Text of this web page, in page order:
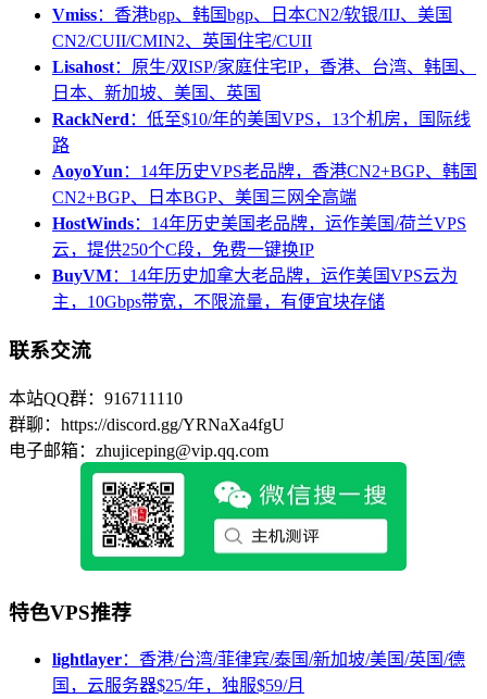
Vmiss：香港bgp、韩国bgp、日本CN2/软银/IIJ、美国
CN2/CUII/CMIN2、英国住宅/CUII
Lisahost：原生/双ISP/家庭住宅IP，香港、台湾、韩国、
日本、新加坡、美国、英国
RackNerd：低至$10/年的美国VPS，13个机房，国际线
路
AoyoYun：14年历史VPS老品牌，香港CN2+BGP、韩国
CN2+BGP、日本BGP、美国三网全高端
HostWinds：14年历史美国老品牌，运作美国/荷兰VPS
云，提供250个C段，免费一键换IP
BuyVM：14年历史加拿大老品牌，运作美国VPS云为
主，10Gbps带宽，不限流量，有便宜块存储
联系交流
本站QQ群：916711110
群聊：https://discord.gg/YRNaXa4fgU
电子邮箱：zhujiceping@vip.qq.com
特色VPS推荐
lightlayer：香港/台湾/菲律宾/泰国/新加坡/美国/英国/德
国，云服务器$25/年，独服$59/月